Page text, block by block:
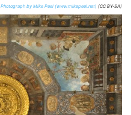
Photograph by Mike Peel (www.mikepeel.net) (CC BY-SA)